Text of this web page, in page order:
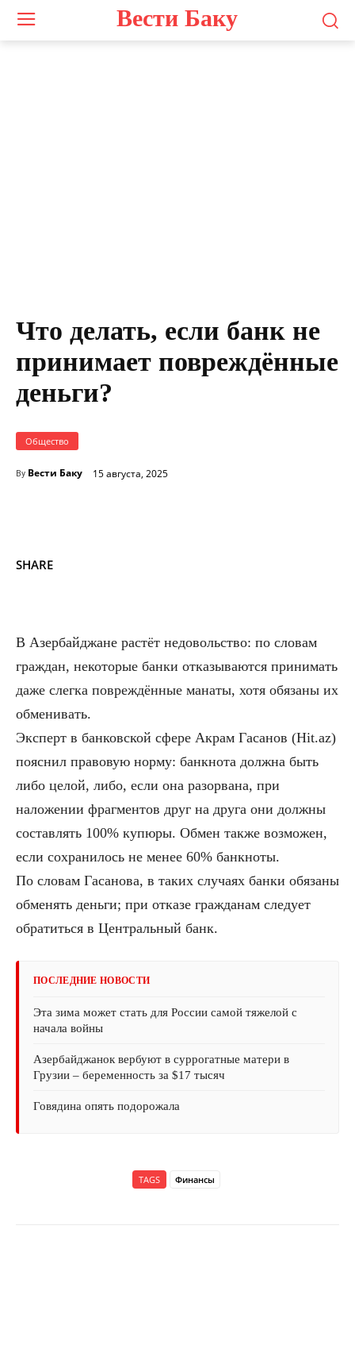
Вести Баку
Что делать, если банк не
принимает повреждённые
деньги?
Общество
By Вести Баку 15 августа, 2025
SHARE
В Азербайджане растёт недовольство: по словам
граждан, некоторые банки отказываются принимать
даже слегка повреждённые манаты, хотя обязаны их
обменивать.
Эксперт в банковской сфере Акрам Гасанов (Hit.az)
пояснил правовую норму: банкнота должна быть
либо целой, либо, если она разорвана, при
наложении фрагментов друг на друга они должны
составлять 100% купюры. Обмен также возможен,
если сохранилось не менее 60% банкноты.
По словам Гасанова, в таких случаях банки обязаны
обменять деньги; при отказе гражданам следует
обратиться в Центральный банк.
ПОСЛЕДНИЕ НОВОСТИ
Эта зима может стать для России самой тяжелой с
начала войны
Азербайджанок вербуют в суррогатные матери в
Грузии – беременность за $17 тысяч
Говядина опять подорожала
TAGS Финансы